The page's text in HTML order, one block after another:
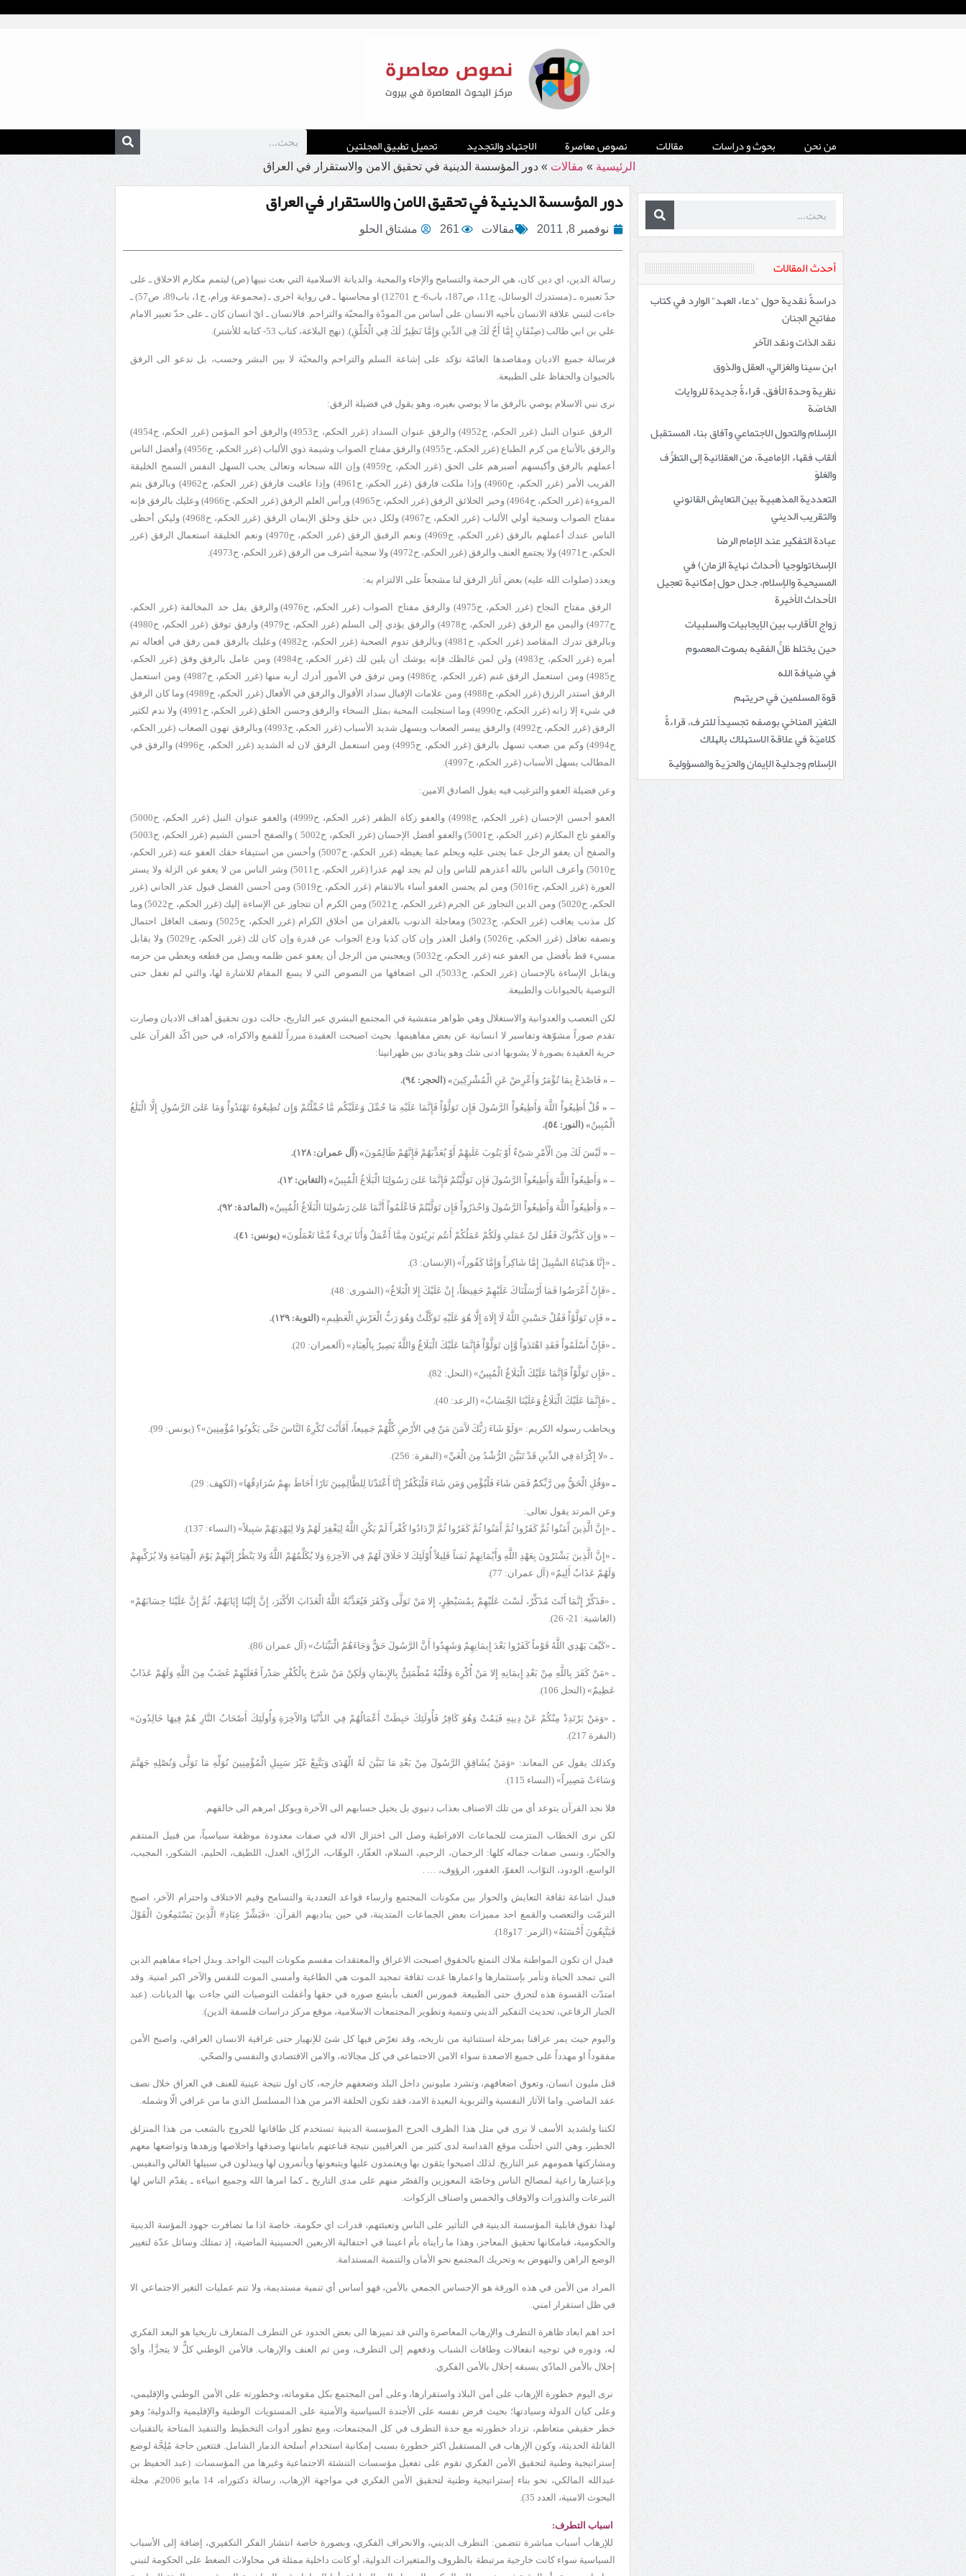
من نحن بحوث و دراسات مقالات نصوص معاصرة الاجتهاد والتجديد تحميل تطبيق المجلتين
الرئيسية » مقالات»دور المؤسسة الدينية في تحقيق الامن والاستقرار في العراق
أحدث المقالات
دراسةٌ نقدية حول “دعاء العهد” الوارد في كتاب
مفاتيح الجنان
نقد الذات ونقد الآخر
ابن سينا والغزالي، العقل والذوق
نظرية وحدة الأفق، قراءةٌ جديدة للروايات
الخاصّة
الإسلام والتحول الاجتماعي وآفاق بناء المستقبل
ألقاب فقهاء الإمامية، من العقلانية إلى التطرُّف
والغلوّ
التعددية المذهبية بين التعايش القانوني
والتقريب الديني
عبادة التفكير عند الإمام الرضا
الإسخاتولوجيا (أحداث نهاية الزمان) في
المسيحية والإسلام، جدل حول إمكانية تعجيل
الأحداث الأخيرة
زواج الأقارب بين الإيجابيات والسلبيات
حين يختلط ظلُّ الفقيه بصوت المعصوم
في ضيافة الله
قوة المسلمين في حريتهم
التغيّر المناخي بوصفه تجسيداً للترف، قراءةٌ
كلاميّة في علاقة الاستهلاك بالهلاك
الإسلام وجدلية الإيمان والحرّية والمسؤولية
دور المؤسسة الدينية في تحقيق الامن والاستقرار في العراق
نوفمبر 8, 2011 مقالات 261 مشتاق الحلو
رسالة الدين، اي دين كان، هي الرحمة والتسامح والإخاء والمحبة. والديانة الاسلامية التي بعث نبيها (ص) ليتمم مكارم الاخلاق ـ على
حدّ تعبيره ـ (مستدرك ‏الوسائل، ج11، ص187، باب6- ح 12701) او محاسنها ـ في رواية اخرى ـ (مجموعة ورام، ج1، باب89، ص57) ـ
جاءت لتبني علاقة الانسان بأخيه الانسان على أساس من المودّة والمحبّة والتراحم. فالانسان ـ ايّ انسان كان ـ على حدّ تعبير الامام
علي بن ابي طالب (صِنْفَانِ إِمَّا أَخٌ لَكَ فِي الدِّينِ وَإِمَّا نَظِيرٌ لَكَ فِي الْخَلْقِ). (نهج ‏البلاغة، كتاب 53- كتابه للأشتر).
فرسالة جميع الاديان ومقاصدها العامّة تؤكد على إشاعة السلم والتراحم والمحبّة لا بين البشر وحسب، بل تدعو الى الرفق
بالحيوان والحفاظ على الطبيعة.
نرى نبي الاسلام يوصي بالرفق ما لا يوصي بغيره، وهو يقول في فضيلة الرفق:
الرفق عنوان النبل (غرر الحكم، ح4952) والرفق عنوان السداد (غرر الحكم، ح4953) والرفق أخو المؤمن (غرر الحكم، ح4954)
والرفق بالأتباع من كرم الطباع (غرر الحكم، ح4955) والرفق مفتاح الصواب وشيمة ذوي الألباب (غرر الحكم، ح4956) وأفضل الناس
أعملهم بالرفق وأكيسهم أصبرهم على الحق (غرر الحكم، ح4959) وإن الله سبحانه وتعالى يحب السهل النفس السمح الخليقة
القريب الأمر (غرر الحكم، ح4960) وإذا ملكت فارفق (غرر الحكم، ح4961) وإذا عاقبت فارفق (غرر الحكم، ح4962) وبالرفق يتم
المروءة (غرر الحكم، ح4964) وخير الخلائق الرفق (غرر الحكم، ح4965) ورأس العلم الرفق (غرر الحكم، ح4966) وعليك بالرفق فإنه
مفتاح الصواب وسجية أولي الألباب (غرر الحكم، ح4967) ولكل دين خلق وخلق الإيمان الرفق (غرر الحكم، ح4968) وليكن أحظى
الناس عندك أعملهم بالرفق (غرر الحكم، ح4969) ونعم الرفيق الرفق (غرر الحكم، ح4970) ونعم الخليقة استعمال الرفق (غرر
الحكم، ح4971) ولا يجتمع العنف والرفق (غرر الحكم، ح4972) ولا سجية أشرف من الرفق (غرر الحكم، ح4973).
ويعدد (صلوات الله عليه) بعض آثار الرفق لنا مشجعاً على الالتزام به:
الرفق مفتاح النجاح (غرر الحكم، ح4975) والرفق مفتاح الصواب (غرر الحكم، ح4976) والرفق يفل حد المخالفة (غرر الحكم،
ح4977) واليمن مع الرفق (غرر الحكم، ح4978) والرفق يؤدي إلى السلم (غرر الحكم، ح4979) وارفق توفق (غرر الحكم، ح4980)
وبالرفق تدرك المقاصد (غرر الحكم، ح4981) وبالرفق تدوم الصحبة (غرر الحكم، ح4982) وعليك بالرفق فمن رفق في أفعاله تم
أمره (غرر الحكم، ح4983) ولن لمن غالظك فإنه يوشك أن يلين لك (غرر الحكم، ح4984) ومن عامل بالرفق وفق (غرر الحكم،
ح4985) ومن استعمل الرفق غنم (غرر الحكم، ح4986) ومن ترفق في الأمور أدرك أربه منها (غرر الحكم، ح4987) ومن استعمل
الرفق استدر الرزق (غرر الحكم، ح4988) ومن علامات الإقبال سداد الأقوال والرفق في الأفعال (غرر الحكم، ح4989) وما كان الرفق
في شي‏ء إلا زانه (غرر الحكم، ح4990) وما استجلبت المحبة بمثل السخاء والرفق وحسن الخلق (غرر الحكم، ح4991) ولا ندم لكثير
الرفق (غرر الحكم، ح4992) والرفق ييسر الصعاب ويسهل شديد الأسباب (غرر الحكم، ح4993) وبالرفق تهون الصعاب (غرر الحكم،
ح4994) وكم من صعب تسهل بالرفق (غرر الحكم، ح4995) ومن استعمل الرفق لان له الشديد (غرر الحكم، ح4996) والرفق في
المطالب يسهل الأسباب (غرر الحكم، ح4997).
وعن فضيلة العفو والترغيب فيه يقول الصادق الامين:
العفو أحسن الإحسان ‏(غرر الحكم، ح4998) والعفو زكاة الظفر (غرر الحكم، ح4999) والعفو عنوان النبل (غرر الحكم، ح5000)
والعفو تاج المكارم (غرر الحكم، ح5001) والعفو أفضل الإحسان (غرر الحكم، ح5002 ) والصفح أحسن الشيم (غرر الحكم، ح5003)
والصفح أن يعفو الرجل عما يجنى عليه ويحلم عما يغيظه (غرر الحكم، ح5007) وأحسن من استيفاء حقك العفو عنه (غرر الحكم،
ح5010) وأعرف الناس بالله أعذرهم للناس وإن لم يجد لهم عذرا (غرر الحكم، ح5011) وشر الناس من لا يعفو عن الزلة ولا يستر
العورة (غرر الحكم، ح5016) ومن لم يحسن العفو أساء بالانتقام (غرر الحكم، ح5019) ومن أحسن الفضل قبول عذر الجاني (غرر
الحكم، ح5020) ومن الدين التجاوز عن الجرم (غرر الحكم، ح5021) ومن الكرم أن تتجاوز عن الإساءة إليك (غرر الحكم، ح5022) وما
كل مذنب يعاقب (غرر الحكم، ح5023) ومعاجلة الذنوب بالغفران من أخلاق الكرام (غرر الحكم، ح5025) ونصف العاقل احتمال
ونصفه تغافل (غرر الحكم، ح5026) واقبل العذر وإن كان كذبا ودع الجواب عن قدرة وإن كان لك (غرر الحكم، ح5029) ولا يقابل
مسي‏ء قط بأفضل من العفو عنه (غرر الحكم، ح5032) ويعجبني من الرجل أن يعفو عمن ظلمه‏ ويصل من قطعه ويعطي من حرمه
ويقابل الإساءة بالإحسان (غرر الحكم، ح5033)، الى اضعافها من النصوص التي لا يسع المقام للاشارة لها، والتي لم تغفل حتى
التوصية بالحيوانات والطبيعة.
لكن التعصب والعدوانية والاستغلال وهي ظواهر متفشية في المجتمع البشري عبر التاريخ، حالت دون تحقيق أهداف الاديان وصارت
تقدم صوراً مشوّهة وتفاسير لا انسانية عن بعض مفاهيمها. بحيث اصبحت العقيدة مبرراً للقمع والاكراه، في حين اكّد القرآن على
حرية العقيدة بصورة لا يشوبها ادنى شك وهو ينادي بين ظهرانينا:
– «فَاصْدَعْ بِمَا تُؤْمَرُ وَأَعْرِضْ عَنِ الْمُشْرِكِينَ» (الحجر: ٩٤).
– «قُلْ أَطِيعُواْ اللَّهَ وَأَطِيعُواْ الرَّسُولَ فَإِن تَوَلَّوْاْ فَإِنَّمَا عَلَيْهِ مَا حُمِّلَ وَعَلَيْكُم مَّا حُمِّلْتُمْ وَإِن تُطِيعُوهُ تَهْتَدُواْ وَمَا عَلىَ الرَّسُولِ إِلَّا الْبَلَغُ
الْمُبِينُ» (النور: ٥٤).
– «لَيْسَ لَكَ مِنَ الْأَمْرِ شىَ‏ْءٌ أَوْ يَتُوبَ عَلَيهِْمْ أَوْ يُعَذِّبَهُمْ فَإِنَّهُمْ ظَالِمُونَ» (آل عمران: ١٢٨).
– «وَأَطِيعُواْ اللَّهَ وَأَطِيعُواْ الرَّسُولَ فَإِن تَوَلَّيْتُمْ فَإِنَّمَا عَلىَ‏ رَسُولِنَا الْبَلَاغُ الْمُبِينُ» (التغابن: ١٢).
– «وَأَطِيعُواْ اللَّهَ وَأَطِيعُواْ الرَّسُولَ وَاحْذَرُواْ فَإِن تَوَلَّيْتُمْ فَاعْلَمُواْ أَنَّمَا عَلىَ‏ رَسُولِنَا الْبَلَاغُ الْمُبِينُ» (المائدة: ٩٢).
– «وَإِن كَذَّبُوكَ فَقُل لىّ‏ِ عَمَلىِ وَلَكُمْ عَمَلُكُمْ أَنتُم بَرِيُئونَ مِمَّا أَعْمَلُ وَأَنَا بَرِى‏ءٌ مِّمَّا تَعْمَلُونَ» (يونس: ٤١).
ـ «إِنَّا هَدَيْنَاهُ السَّبِيلَ إِمَّا شَاكِراً وَإِمَّا كَفُوراً» (الإنسان: 3).
ـ «فَإِنْ أَعْرَضُوا فَمَا أَرْسَلْنَاكَ عَلَيْهِمْ حَفِيظاً، إِنْ عَلَيْكَ إِلا الْبَلاغُ» (الشورى: 48).
ـ «فَإِن تَوَلَّوْاْ فَقُلْ حَسْبىِ‏َ اللَّهُ لَا إِلَاهَ إِلَّا هُوَ عَلَيْهِ تَوَكَّلْتُ وَهُوَ رَبُّ الْعَرْشِ الْعَظِيمِ» (التوبة: ١٢٩).
ـ «فَإِنْ أَسْلَمُواْ فَقَدِ اهْتَدَواْ وَّإِن تَوَلَّوْاْ فَإِنَّمَا عَلَيْكَ الْبَلَاغُ وَاللَّهُ بَصِيرُ بِالْعِبَادِ» (آل‏عمران: 20).
ـ «فَإِن تَوَلَّوْاْ فَإِنَّمَا عَلَيْكَ الْبَلَاغُ الْمُبِينُ» (النحل: 82).
ـ «فَإِنَّمَا عَلَيْكَ الْبَلَاغُ وَعَلَيْنَا الحِْسَابُ» (الرعد: 40).
ويخاطب رسوله الكريم: «وَلَوْ شَاءَ رَبُّكَ لآَمَنَ مَنْ فِي الأَرْضِ كُلُّهُمْ جَمِيعاً، أَفَأَنْتَ تُكْرِهُ النَّاسَ حَتَّى يَكُونُوا مُؤْمِنِينَ»؟ (يونس: 99).
ـ «لا إِكْرَاهَ فِي الدِّينِ قَدْ تَبَيَّنَ الرُّشْدُ مِنَ الْغَيِّ» (البقرة: 256).
ـ «وَقُلِ الْحَقُّ مِن رَّبِّكمُ‏ْ فَمَن شَاءَ فَلْيُؤْمِن وَمَن شَاءَ فَلْيَكْفُرْ إِنَّا أَعْتَدْنَا لِلظَّالِمِينَ نَارًا أَحَاطَ بهِِمْ سُرَادِقُهَا» (الكهف: 29).
وعن المرتد يقول تعالى:
ـ «إِنَّ الَّذِينَ آَمَنُوا ثُمَّ كَفَرُوا ثُمَّ آَمَنُوا ثُمَّ كَفَرُوا ثُمَّ ازْدَادُوا كُفْراً لَمْ يَكُنِ اللَّهُ لِيَغْفِرَ لَهُمْ وَلا لِيَهْدِيَهُمْ سَبِيلاً» (النساء: 137).
ـ «إِنَّ الَّذِينَ يَشْتَرُونَ بِعَهْدِ اللَّهِ وَأَيْمَانِهِمْ ثَمَناً قَلِيلاً أُوْلَئِكَ لا خَلَاقَ لَهُمْ فِي الآخِرَةِ وَلا يُكَلِّمُهُمْ اللَّهُ وَلا يَنْظُرُ إِلَيْهِمْ يَوْمَ الْقِيَامَةِ وَلا يُزَكِّيهِمْ
وَلَهُمْ عَذَابٌ أَلِيمٌ» (آل عمران: 77).
ـ «فَذَكِّرْ إِنَّمَا أَنْتَ مُذَكِّرٌ، لَسْتَ عَلَيْهِمْ بِمُسَيْطِرٍ، إِلا مَنْ تَوَلَّى وَكَفَرَ فَيُعَذِّبُهُ اللَّهُ الْعَذَابَ الأَكْبَرَ، إِنَّ إِلَيْنَا إِيَابَهُمْ، ثُمَّ إِنَّ عَلَيْنَا حِسَابَهُمْ»
(الغاشية: 21- 26).
ـ «كَيْفَ يَهْدِي اللَّهُ قَوْماً كَفَرُوا بَعْدَ إِيمَانِهِمْ وَشَهِدُوا أَنَّ الرَّسُولَ حَقٌّ وَجَاءَهُمْ الْبَيِّنَاتُ» (آل عمران 86).
ـ «مَنْ كَفَرَ بِاللَّهِ مِنْ بَعْدِ إِيمَانِهِ إِلا مَنْ أُكْرِهَ وَقَلْبُهُ مُطْمَئِنٌّ بِالإِيمَانِ وَلَكِنْ مَنْ شَرَحَ بِالْكُفْرِ صَدْراً فَعَلَيْهِمْ غَضَبٌ مِنَ اللَّهِ وَلَهُمْ عَذَابٌ
عَظِيمٌ» (النحل 106).
ـ «وَمَنْ يَرْتَدِدْ مِنْكُمْ عَنْ دِينِهِ فَيَمُتْ وَهُوَ كَافِرٌ فَأُولَئِكَ حَبِطَتْ أَعْمَالُهُمْ فِي الدُّنْيَا وَالآَخِرَةِ وَأُولَئِكَ أَصْحَابُ النَّارِ هُمْ فِيهَا خَالِدُونَ»
(البقرة 217).
وكذلك يقول عن المعاند: «وَمَنْ يُشَاقِقِ الرَّسُولَ مِنْ بَعْدِ مَا تَبَيَّنَ لَهُ الْهُدَى وَيَتَّبِعْ غَيْرَ سَبِيلِ الْمُؤْمِنِينَ نُوَلِّهِ مَا تَوَلَّى وَنُصْلِهِ جَهَنَّمَ
وَسَاءَتْ مَصِيراً» (النساء 115).
فلا نجد القرآن يتوعد أي من تلك الاصناف بعذاب دنيوي بل يحيل حسابهم الى الآخرة ويوكل امرهم الى خالقهم.
لكن نرى الخطاب المتزمت للجماعات الافراطية وصل الى اختزال الاله في صفات معدودة موظفة سياسياً، من قبيل المنتقم
والجبّار، ونسى صفات جماله كلها: الرحمان، الرحيم، السلام، الغفّار، الوهّاب، الرزّاق، العدل، اللطيف، الحليم، الشكور، المجيب،
الواسع، الودود، التوّاب، العفوّ، الغفور، الرؤوف، … .
فبدل اشاعة ثقافة التعايش والحوار بين مكونات المجتمع وارساء قواعد التعددية والتسامح وقيم الاختلاف واحترام الآخر، اصبح
التزمّت والتعصب والقمع احد مميزات بعض الجماعات المتدينة، في حين يناديهم القرآن: «فَبَشِّرْ عِبَادِ#
الَّذِينَ يَسْتَمِعُونَ الْقَوْلَ
فَيَتَّبِعُونَ أَحْسَنَهُ» (الزمر: 17و18).
فبدل ان تكون المواطنة ملاك التمتع بالحقوق اصبحت الاعراق والمعتقدات مقسم مكونات البيت الواحد. وبدل احياء مفاهيم الدين
التي تمجد الحياة وتأمر بإستثمارها واعمارها غدت ثقافة تمجيد الموت هي الطاغية وأمسى الموت للنفس والآخر اكبر امنية. وقد
امتدّت القسوة هذه لتحرق حتى الطبيعة. فمورس العنف بأبشع صوره في حقها وأغفلت التوصيات التي جاءت بها الديانات. (عبد
الجبار الرفاعي، تحديث التفكير الديني وتنمية وتطوير المجتمعات الاسلامية، موقع مركز دراسات فلسفة الدين).
واليوم حيث يمر عراقنا بمرحلة استثنائية من تاريخه، وقد تعرّض فيها كل شئ للإنهيار حتى عراقية الانسان العراقي، واصبح الأمن
مفقوداً او مهدداً على جميع الاصعدة سواء الامن الاجتماعي في كل مجالاته، والامن الاقتصادي والنفسي والصحّي.
قتل مليون انسان، وتعوق اضعافهم، وتشرد مليونين داخل البلد وضعفهم خارجه، كان اول نتيجة عينية للعنف في العراق خلال نصف
عقد الماضي. واما الآثار النفسية والتربوية البعيدة الامد، فقد تكون الحلقة الامر من هذا المسلسل الذي ما من عراقي الّا وشمله.
لكننا ولشديد الأسف لا نرى في مثل هذا الظرف الحرج المؤسسة الدينية تستخدم كل طاقاتها للخروج بالشعب من هذا المنزلق
الخطير، وهي التي احتلّت موقع القداسة لدى كثير من العراقيين نتيجة قناعتهم بامانتها وصدقها واخلاصها وزهدها وتواضعها معهم
ومشاركتها همومهم عبر التاريخ. لذلك اصبحوا يثقون بها ويعتمدون عليها ويتبعونها ويأتمرون لها ويبذلون في سبيلها الغالي والنفيس.
وبإعتبارها راعية لمصالح الناس وخاصّة المعوزين والقصّر منهم على مدى التاريخ ـ كما امرها الله وجميع انبياءه ـ يقدّم الناس لها
التبرعات والنذورات والاوقاف والخمس واصناف الزكوات.
لهذا تفوق قابلية المؤسسة الدينية في التأثير على الناس وتعبئتهم، قدرات اي حكومة، خاصة اذا ما تضافرت جهود المؤسة الدينية
والحكومية، فبامكانها تحقيق المعاجز، وهذا ما رأيناه بأم اعيننا في احتفالية الاربعين الحسينية الماضية، إذ تمتلك وسائل عدّة لتغيير
الوضع الراهن والنهوض به وتحريك المجتمع نحو الأمان والتنمية المستدامة.
المراد من الأمن في هذه الورقة هو الإحساس الجمعي بالأمن، فهو أساس أي تنمية مستديمة، ولا تتم عمليات التغير الاجتماعي الا
في ظل استقرار امني.
احد اهم ابعاد ظاهرة التطرف والإرهاب المعاصرة والتي قد تميزها الى بعض الحدود عن التطرف المتعارف تاريخيا هو البعد الفكري
له، ودوره في توجيه انفعالات وطاقات الشباب ودفعهم إلى التطرف، ومن ثم العنف والإرهاب. فالأمن الوطني كلٌّ لا يتجزَّأ، وأيّ
إخلال بالأمن المادّي يسبقه إخلال بالأمن الفكري.
نرى اليوم خطورة الإرهاب على أمن البلاد واستقرارها، وعلى أمن المجتمع بكل مقوماته، وخطورته على الأمن الوطني والإقليمي،
وعلى كيان الدولة وسيادتها؛ بحيث فرض نفسه على الأجندة السياسية والأمنية على المستويات الوطنية والإقليمية والدولية؛ وهو
خطر حقيقي متعاظم، تزداد خطورته مع حدة التطرف في كل المجتمعات، ومع تطور أدوات التخطيط والتنفيذ المتاحة بالتقنيات
القاتلة الحديثة، وكون الإرهاب في المستقبل اكثر خطورة بسبب إمكانية استخدام أسلحة الدمار الشامل. فتتعين حاجة مُلِحَّة لوضع
إستراتيجية وطنية لتحقيق الأمن الفكري تقوم على تفعيل مؤسسات التنشئة الاجتماعية وغيرها من المؤسسات. (عبد الحفيظ بن
عبدالله المالكي، نحو بناء إستراتيجية وطنية لتحقيق الأمن الفكري في مواجهة الإرهاب، رسالة دكتوراه، 14 مايو 2006م. مجلة
البحوث الامنية، العدد 35).
اسباب التطرف:
للإرهاب أسباب مباشرة تتضمن: التطرف الديني، والانحراف الفكري، وبصورة خاصة انتشار الفكر التكفيري، إضافة إلى الأسباب
السياسية سواء كانت خارجية مرتبطة بالظروف والمتغيرات الدولية، أو كانت داخلية ممثلة في محاولات الضغط على الحكومة لتبني